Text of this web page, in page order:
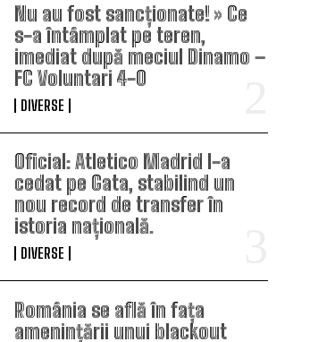
Nu au fost sancționate! » Ce
s-a întâmplat pe teren,
imediat după meciul Dinamo –
FC Voluntari 4-0
DIVERSE
Oficial: Atletico Madrid l-a
cedat pe Gata, stabilind un
nou record de transfer în
istoria națională.
DIVERSE
România se află în fața
amenințării unui blackout